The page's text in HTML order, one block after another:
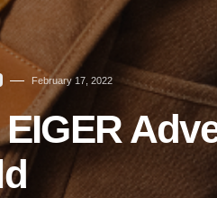
February 17, 2022